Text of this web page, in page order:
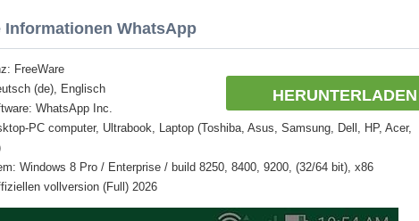
Informationen WhatsApp
HERUNTERLADEN
FreeWare
(de), Englisch
WhatsApp Inc.
PC computer, Ultrabook, Laptop (Toshiba, Asus, Samsung, Dell, HP, Acer,
Windows 8 Pro / Enterprise / build 8250, 8400, 9200, (32/64 bit), x86
vollversion (Full) 2026